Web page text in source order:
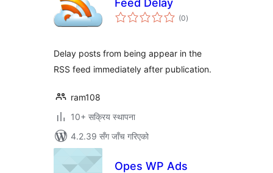
Feed Delay
(0कुल
रेटिङ्गहरू
)
Delay posts from being appear in the
RSS feed immediately after publication.
ram108
10+ सक्रिय स्थापना
4.2.39 सँग जाँच गरिएको
Opes WP Ads